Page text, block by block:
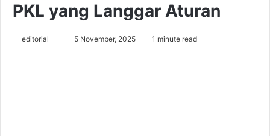
PKL yang Langgar Aturan
editorial 5 November, 2025 1 minute read